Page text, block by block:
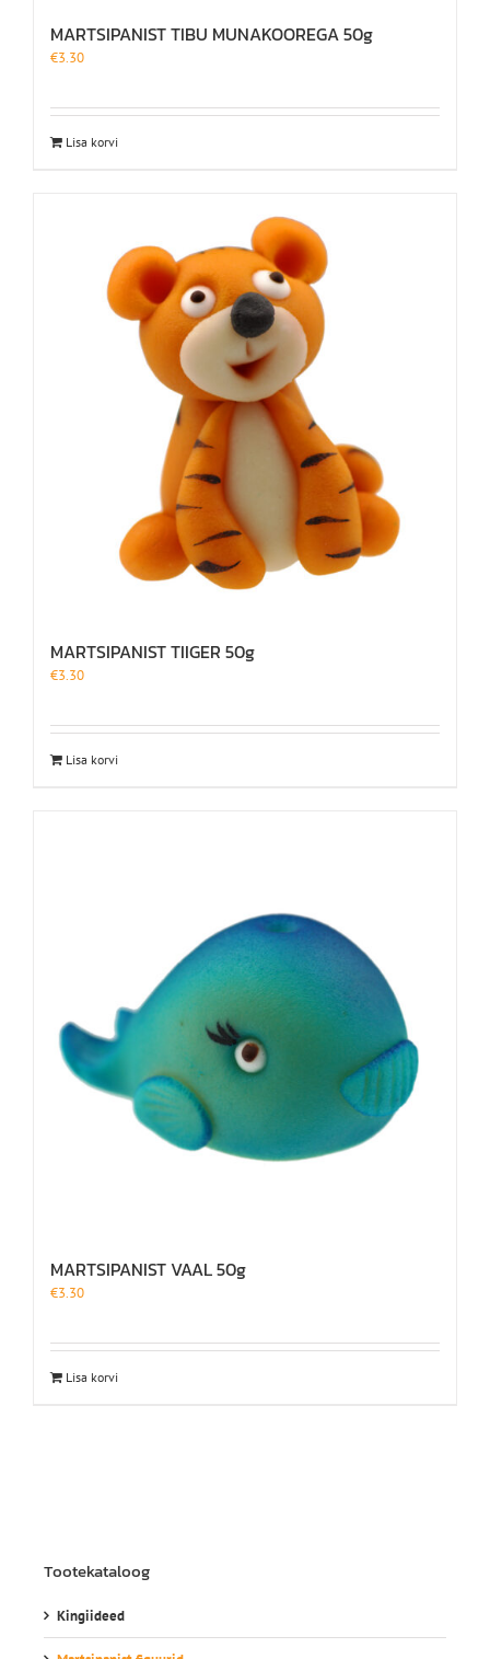
MARTSIPANIST TIBU MUNAKOOREGA 50g
€3.30
Lisa korvi
MARTSIPANIST TIIGER 50g
€3.30
Lisa korvi
MARTSIPANIST VAAL 50g
€3.30
Lisa korvi
Tootekataloog
Kingiideed